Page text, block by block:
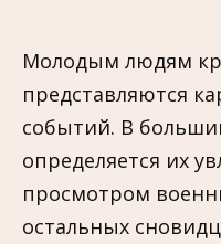
Молодым людям
представляются
событий. В
определяется их
просмотром
остальных